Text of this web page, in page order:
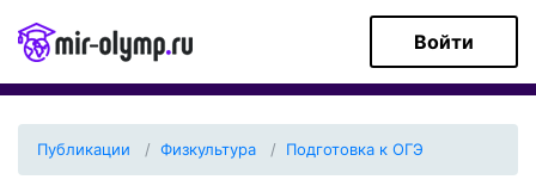
Войти
Публикации Физкультура Подготовка к ОГЭ